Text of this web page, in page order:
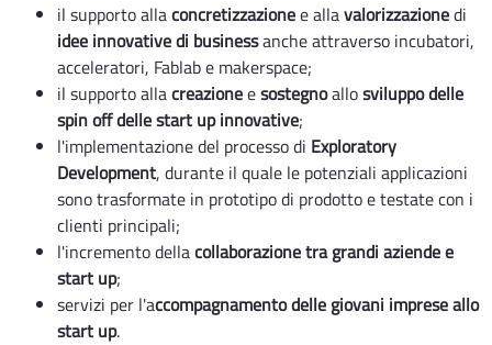
il supporto allaconcretizzazionee allavalorizzazionedi
idee innovative di businessanche attraverso incubatori,
acceleratori, Fablab e makerspace;
il supporto allacreazioneesostegnoallosviluppo delle
spin off delle start up innovative;
l'implementazione del processo di Exploratory
Development, durante il quale le potenziali applicazioni
sono trasformate in prototipo di prodotto e testate con i
clienti principali;
l'incremento dellacollaborazione tra grandi aziende e
start up;
servizi per l'accompagnamento delle giovani imprese allo
start up.